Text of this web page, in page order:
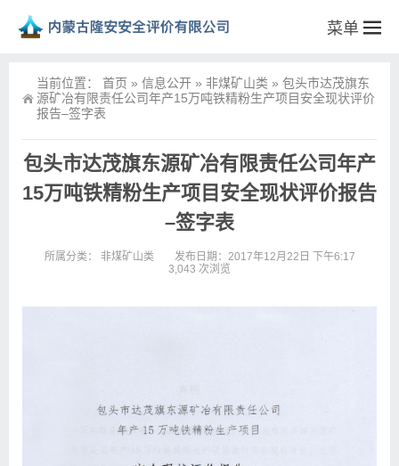
菜单
当前位置： 首页 » 信息公开 » 非煤矿山类 » 包头市达茂旗东
源矿冶有限责任公司年产15万吨铁精粉生产项目安全现状评价
报告–签字表
包头市达茂旗东源矿冶有限责任公司年产
15万吨铁精粉生产项目安全现状评价报告
–签字表
所属分类： 非煤矿山类
发布日期：2017年12月22日 下午6:17
3,043 次浏览